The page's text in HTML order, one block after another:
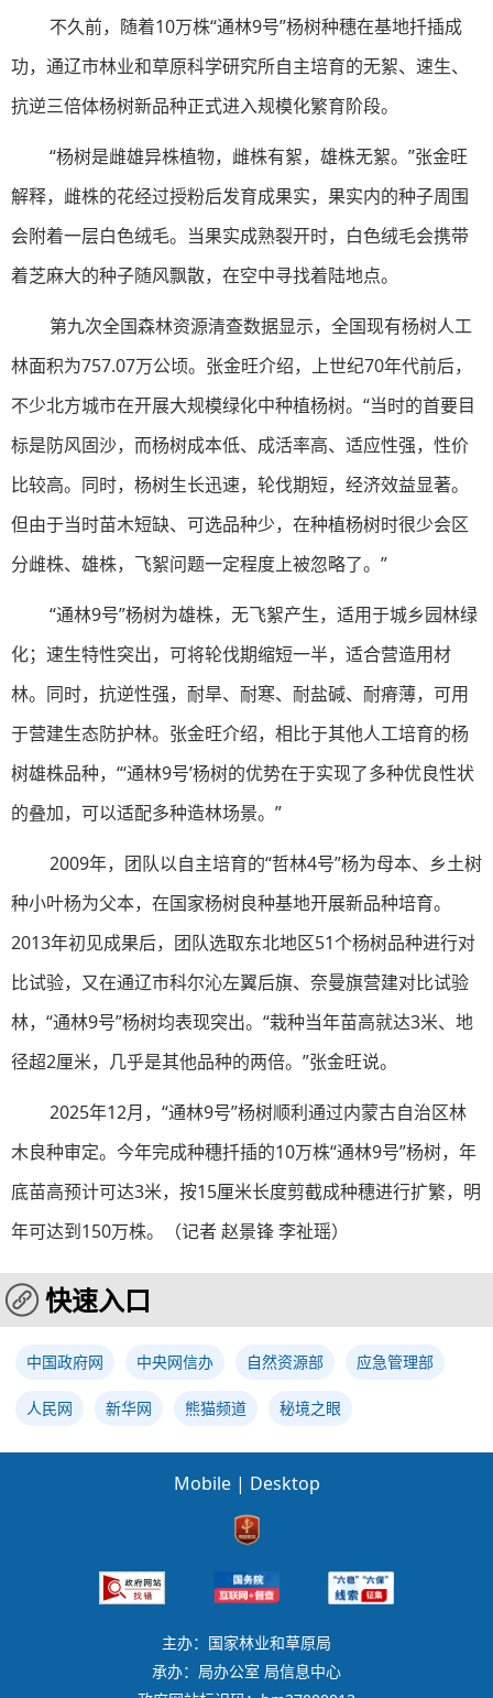
不久前，随着10万株“通林9号”杨树种穗在基地扦插成
功，通辽市林业和草原科学研究所自主培育的无絮、速生、
抗逆三倍体杨树新品种正式进入规模化繁育阶段。
“杨树是雌雄异株植物，雌株有絮，雄株无絮。”张金旺
解释，雌株的花经过授粉后发育成果实，果实内的种子周围
会附着一层白色绒毛。当果实成熟裂开时，白色绒毛会携带
着芝麻大的种子随风飘散，在空中寻找着陆地点。
第九次全国森林资源清查数据显示，全国现有杨树人工
林面积为757.07万公顷。张金旺介绍，上世纪70年代前后，
不少北方城市在开展大规模绿化中种植杨树。“当时的首要目
标是防风固沙，而杨树成本低、成活率高、适应性强，性价
比较高。同时，杨树生长迅速，轮伐期短，经济效益显著。
但由于当时苗木短缺、可选品种少，在种植杨树时很少会区
分雌株、雄株，飞絮问题一定程度上被忽略了。”
“通林9号”杨树为雄株，无飞絮产生，适用于城乡园林绿
化；速生特性突出，可将轮伐期缩短一半，适合营造用材
林。同时，抗逆性强，耐旱、耐寒、耐盐碱、耐瘠薄，可用
于营建生态防护林。张金旺介绍，相比于其他人工培育的杨
树雄株品种，“‘通林9号’杨树的优势在于实现了多种优良性状
的叠加，可以适配多种造林场景。”
2009年，团队以自主培育的“哲林4号”杨为母本、乡土树
种小叶杨为父本，在国家杨树良种基地开展新品种培育。
2013年初见成果后，团队选取东北地区51个杨树品种进行对
比试验，又在通辽市科尔沁左翼后旗、奈曼旗营建对比试验
林，“通林9号”杨树均表现突出。“栽种当年苗高就达3米、地
径超2厘米，几乎是其他品种的两倍。”张金旺说。
2025年12月，“通林9号”杨树顺利通过内蒙古自治区林
木良种审定。今年完成种穗扦插的10万株“通林9号”杨树，年
底苗高预计可达3米，按15厘米长度剪截成种穗进行扩繁，明
年可达到150万株。（记者 赵景锋 李祉瑶）
快速入口
中国政府网 中央网信办 自然资源部 应急管理部
人民网 新华网 熊猫频道 秘境之眼
Mobile | Desktop
主办：国家林业和草原局
承办：局办公室 局信息中心